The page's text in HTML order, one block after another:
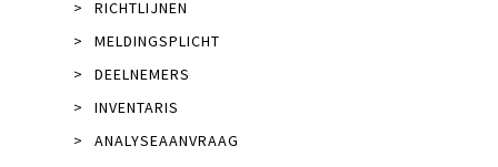
>
RICHTLIJNEN
>
MELDINGSPLICHT
>
DEELNEMERS
>
INVENTARIS
>
ANALYSEAANVRAAG